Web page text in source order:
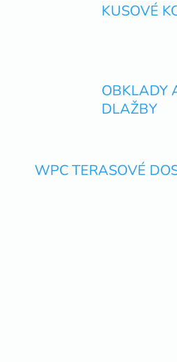
KUSOVÉ
OBKLADY
DLAŽBY
WPC TERASOVÉ